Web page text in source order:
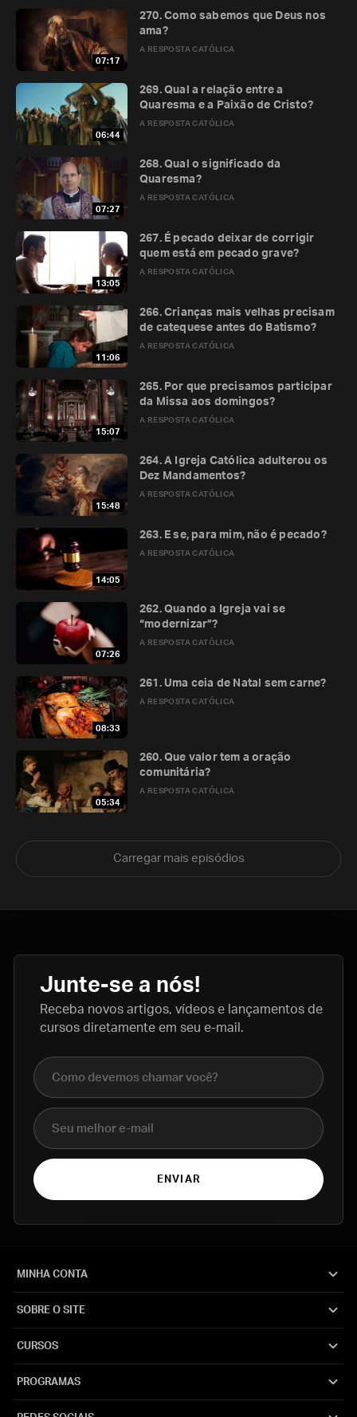
07:17
A RESPOSTA CATÓLICA
270. Como sabemos que Deus nos
ama?
06:44
A RESPOSTA CATÓLICA
269. Qual a relação entre a
Quaresma e a Paixão de Cristo?
07:27
A RESPOSTA CATÓLICA
268. Qual o significado da
Quaresma?
13:05
A RESPOSTA CATÓLICA
267. É pecado deixar de corrigir
quem está em pecado grave?
11:06
A RESPOSTA CATÓLICA
266. Crianças mais velhas precisam
de catequese antes do Batismo?
15:07
A RESPOSTA CATÓLICA
265. Por que precisamos participar
da Missa aos domingos?
15:48
A RESPOSTA CATÓLICA
264. A Igreja Católica adulterou os
Dez Mandamentos?
14:05
A RESPOSTA CATÓLICA
263. E se, para mim, não é pecado?
07:26
A RESPOSTA CATÓLICA
262. Quando a Igreja vai se
“modernizar”?
08:33
A RESPOSTA CATÓLICA
261. Uma ceia de Natal sem carne?
05:34
A RESPOSTA CATÓLICA
260. Que valor tem a oração
comunitária?
Carregar mais episódios
Junte-se a nós!
Receba novos artigos, vídeos e lançamentos de
cursos diretamente em seu e-mail.
Nome completo
E-mail
ENVIAR
MINHA CONTA
SOBRE O SITE
CURSOS
PROGRAMAS